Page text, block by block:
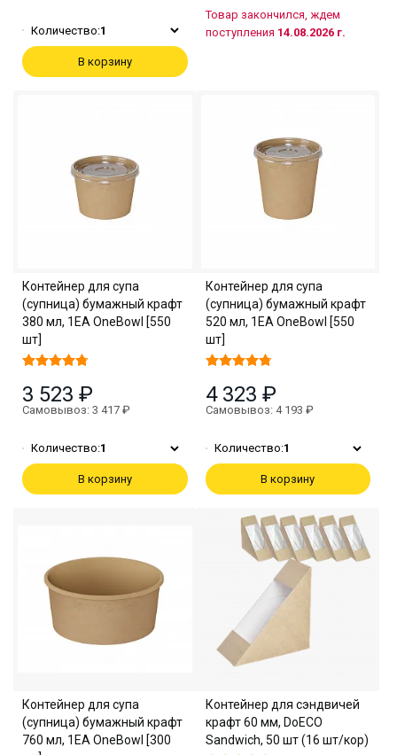
Количество:1
В корзину
Товар закончился, ждем
поступления 14.08.2026 г.
Контейнер для супа
(супница) бумажный крафт
380 мл, 1EA OneBowl [550
шт]
3 523 ₽
Самовывоз: 3 417 ₽
Количество:1
В корзину
Контейнер для супа
(супница) бумажный крафт
520 мл, 1EA OneBowl [550
шт]
4 323 ₽
Самовывоз: 4 193 ₽
Количество:1
В корзину
Контейнер для супа
(супница) бумажный крафт
760 мл, 1EA OneBowl [300
Контейнер для сэндвичей
крафт 60 мм, DoECO
Sandwich, 50 шт (16 шт/кор)